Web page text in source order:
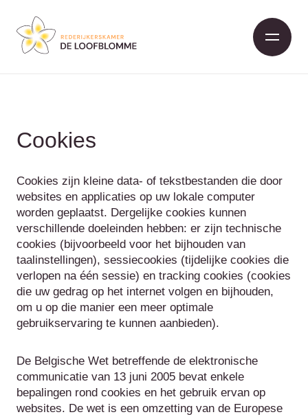
De Loofblomme
Cookies
Cookies zijn kleine data- of tekstbestanden die door
websites en applicaties op uw lokale computer
worden geplaatst. Dergelijke cookies kunnen
verschillende doeleinden hebben: er zijn technische
cookies (bijvoorbeeld voor het bijhouden van
taalinstellingen), sessiecookies (tijdelijke cookies die
verlopen na één sessie) en tracking cookies (cookies
die uw gedrag op het internet volgen en bijhouden,
om u op die manier een meer optimale
gebruikservaring te kunnen aanbieden).
De Belgische Wet betreffende de elektronische
communicatie van 13 juni 2005 bevat enkele
bepalingen rond cookies en het gebruik ervan op
websites. De wet is een omzetting van de Europese